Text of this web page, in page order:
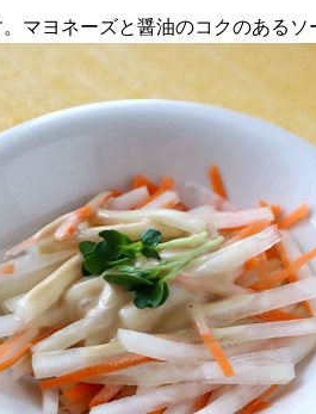
マヨネーズと醤油のコクのあるソ